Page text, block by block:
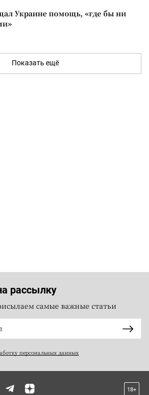
Украине помощь, «где бы ни
Показать ещё
рассылку
самые важные статьи
персональных данных
18+